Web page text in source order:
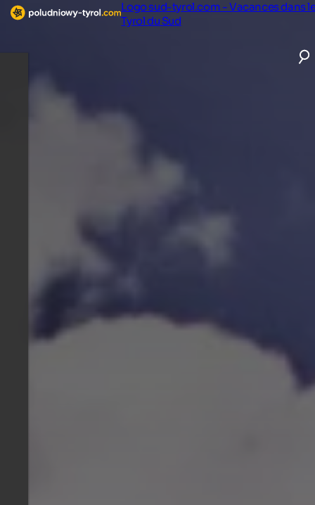
Logo sud-tyrol.com - Vacances dans
Tyrol du Sud